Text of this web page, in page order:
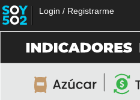
Login / Registrarme